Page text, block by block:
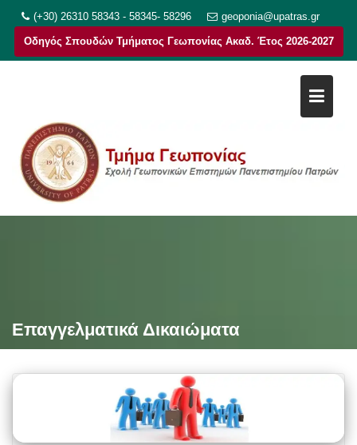
στο
περιεχόμενο
(+30) 26310 58343 - 58345- 58296 geoponia@upatras.gr
Οδηγός Σπουδών Τμήματος Γεωπονίας Ακαδ. Έτος 2026-2027
Επαγγελματικά Δικαιώματα